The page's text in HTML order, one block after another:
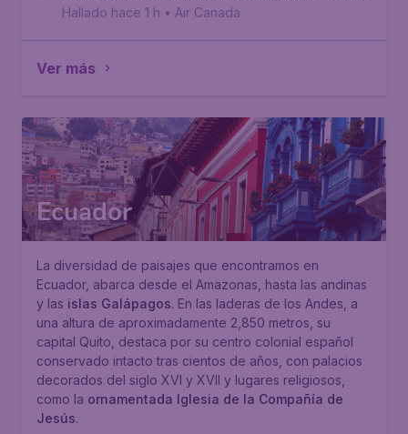
Hallado hace 1 h • Air Canada
Ver más
Ecuador
La diversidad de paisajes que encontramos en
Ecuador, abarca desde el Amazonas, hasta las andinas
y las islas Galápagos. En las laderas de los Andes, a
una altura de aproximadamente 2,850 metros, su
capital Quito, destaca por su centro colonial español
conservado intacto tras cientos de años, con palacios
decorados del siglo XVI y XVII y lugares religiosos,
como la ornamentada Iglesia de la Compañía de
Jesús.